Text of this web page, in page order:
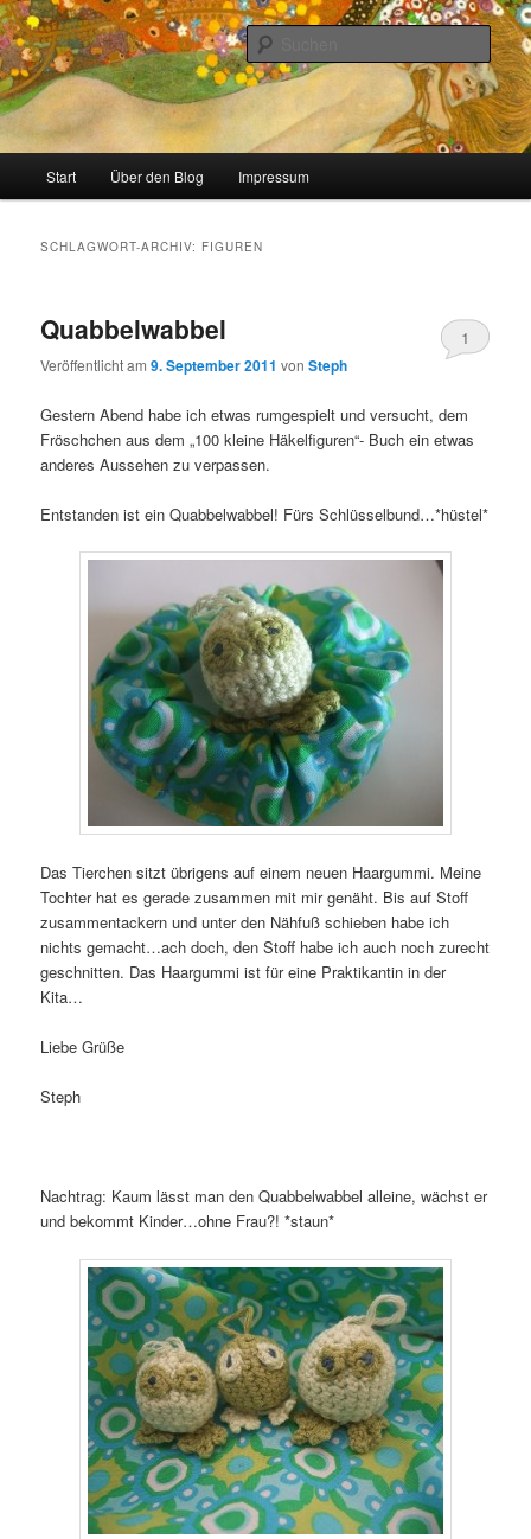
Zum
primären
Inhalt
springen
Zum
sekundären
Inhalt
springenmeinzigartig
Stricken, Nähen und alles was man selber machen kann
Start Über den Blog Impressum
SCHLAGWORT-ARCHIV: FIGUREN
Quabbelwabbel
Veröffentlicht am9. September 2011 vonSteph
1
Gestern Abend habe ich etwas rumgespielt und versucht, dem
Fröschchen aus dem „100 kleine Häkelfiguren“- Buch ein etwas
anderes Aussehen zu verpassen.
Entstanden ist ein Quabbelwabbel! Fürs Schlüsselbund…*hüstel*
Das Tierchen sitzt übrigens auf einem neuen Haargummi. Meine
Tochter hat es gerade zusammen mit mir genäht. Bis auf Stoff
zusammentackern und unter den Nähfuß schieben habe ich
nichts gemacht…ach doch, den Stoff habe ich auch noch zurecht
geschnitten. Das Haargummi ist für eine Praktikantin in der
Kita…
Liebe Grüße
Steph
Nachtrag: Kaum lässt man den Quabbelwabbel alleine, wächst er
und bekommt Kinder…ohne Frau?! *staun*